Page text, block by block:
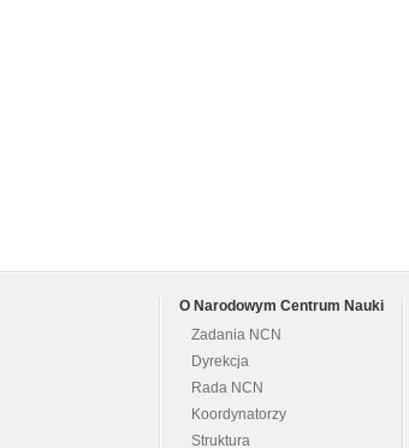
O Narodowym Centrum Nauki
Zadania NCN
Dyrekcja
Rada NCN
Koordynatorzy
Struktura